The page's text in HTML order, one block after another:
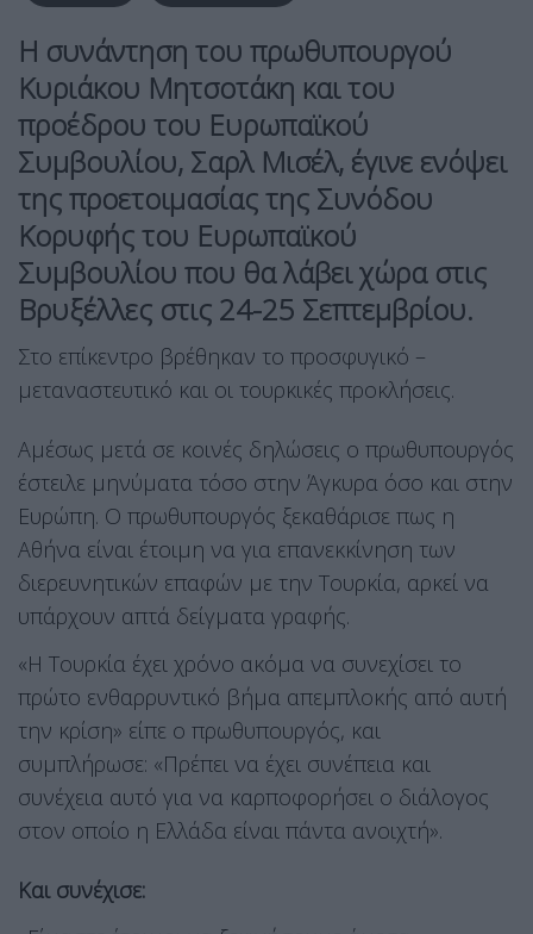
Η συνάντηση του πρωθυπουργού
Κυριάκου Μητσοτάκη και του
προέδρου του Ευρωπαϊκού
Συμβουλίου, Σαρλ Μισέλ, έγινε ενόψει
της προετοιμασίας της Συνόδου
Κορυφής του Ευρωπαϊκού
Συμβουλίου που θα λάβει χώρα στις
Βρυξέλλες στις 24-25 Σεπτεμβρίου.
Στο επίκεντρο βρέθηκαν το προσφυγικό –
μεταναστευτικό και οι τουρκικές προκλήσεις.
Αμέσως μετά σε κοινές δηλώσεις ο πρωθυπουργός
έστειλε μηνύματα τόσο στην Άγκυρα όσο και στην
Ευρώπη. Ο πρωθυπουργός ξεκαθάρισε πως η
Αθήνα είναι έτοιμη να για επανεκκίνηση των
διερευνητικών επαφών με την Τουρκία, αρκεί να
υπάρχουν απτά δείγματα γραφής.
«Η Τουρκία έχει χρόνο ακόμα να συνεχίσει το
πρώτο ενθαρρυντικό βήμα απεμπλοκής από αυτή
την κρίση» είπε ο πρωθυπουργός, και
συμπλήρωσε: «Πρέπει να έχει συνέπεια και
συνέχεια αυτό για να καρποφορήσει ο διάλογος
στον οποίο η Ελλάδα είναι πάντα ανοιχτή».
Και συνέχισε: